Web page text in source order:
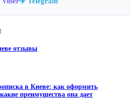
отзывы
в Киеве: как оформить
преимущества она дает